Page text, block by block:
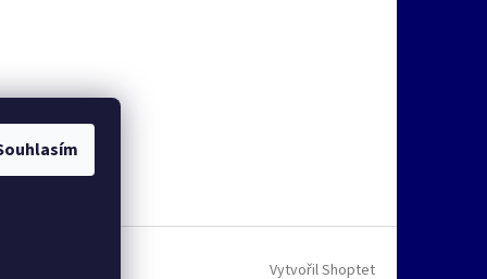
Vytvořil Shoptet